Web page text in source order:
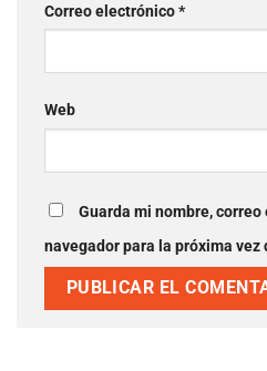
Correo electrónico*
Web
Guarda mi nombre,
navegador para la próxima vez